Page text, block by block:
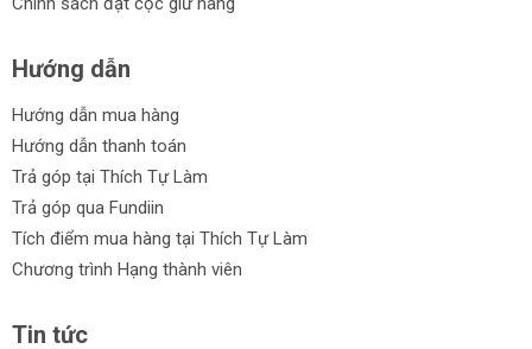
Đinh sắt
Đinh ghim bấm
Đinh thép
Ưu điểm của đinh, ốc:
Chất lượng cao
Bền bỉ
Đa dạng kích cỡ
Dễ sử dụng
Cam kết từ Thích Tự Làm:
Hướng dẫn
Hướng dẫn mua hàng
Hướng dẫn thanh toán
Trả góp tại Thích Tự Làm
Trả góp qua Fundiin
Tích điểm mua hàng tại Thích Tự Làm
Chương trình Hạng thành viên
Tin tức